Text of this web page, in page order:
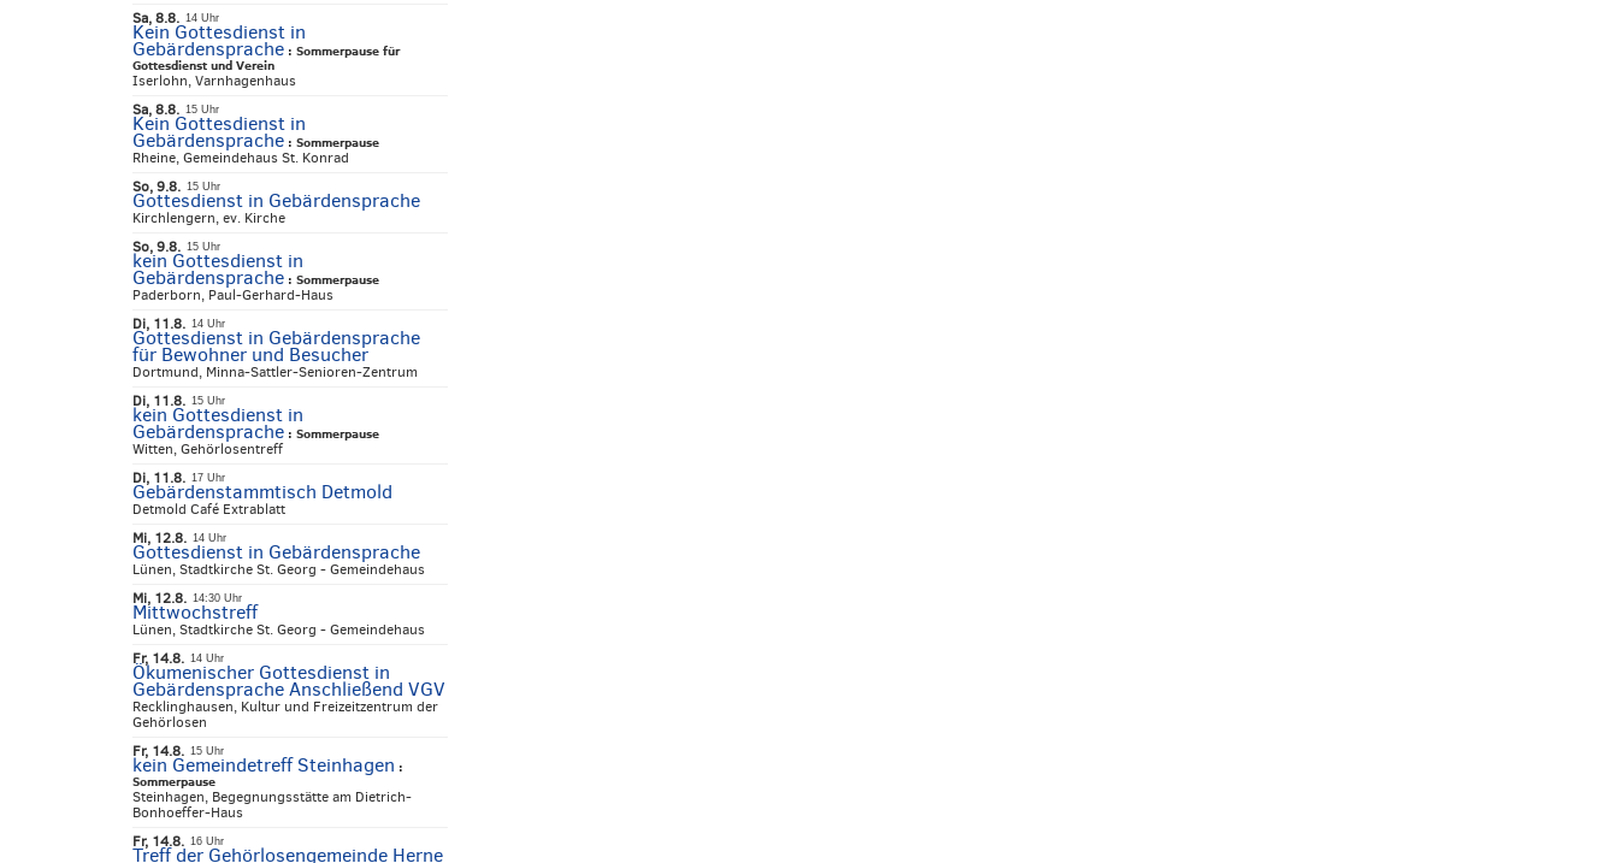
Sa, 8.8. 14 Uhr
Kein Gottesdienst in
Gebärdensprache: Sommerpause für
Gottesdienst und Verein
Iserlohn, Varnhagenhaus
Sa, 8.8. 15 Uhr
Kein Gottesdienst in
Gebärdensprache: Sommerpause
Rheine, Gemeindehaus St. Konrad
So, 9.8. 15 Uhr
Gottesdienst in Gebärdensprache
Kirchlengern, ev. Kirche
So, 9.8. 15 Uhr
kein Gottesdienst in
Gebärdensprache: Sommerpause
Paderborn, Paul-Gerhard-Haus
Di, 11.8. 14 Uhr
Gottesdienst in Gebärdensprache
für Bewohner und Besucher
Dortmund, Minna-Sattler-Senioren-Zentrum
Di, 11.8. 15 Uhr
kein Gottesdienst in
Gebärdensprache: Sommerpause
Witten, Gehörlosentreff
Di, 11.8. 17 Uhr
Gebärdenstammtisch Detmold
Detmold Café Extrablatt
Mi, 12.8. 14 Uhr
Gottesdienst in Gebärdensprache
Lünen, Stadtkirche St. Georg - Gemeindehaus
Mi, 12.8. 14:30 Uhr
Mittwochstreff
Lünen, Stadtkirche St. Georg - Gemeindehaus
Fr, 14.8. 14 Uhr
Ökumenischer Gottesdienst in
Gebärdensprache Anschließend VGV
Recklinghausen, Kultur und Freizeitzentrum der
Gehörlosen
Fr, 14.8. 15 Uhr
kein Gemeindetreff Steinhagen :
Sommerpause
Steinhagen, Begegnungsstätte am Dietrich-
Bonhoeffer-Haus
Fr, 14.8. 16 Uhr
Treff der Gehörlosengemeinde Herne